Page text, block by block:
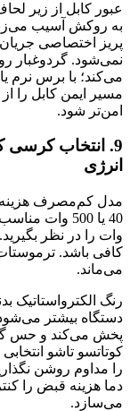
عبور کابل از زیر
به روکش آسیب
پریز اختصاصی
نمی‌شود. گردوغبار
می‌کند؛ با برس نرم
مسیر ایمن کابل را
امن‌تر شود.
9. انتخاب
انرژی
مدل کم‌مصرف هزینه
وات را در نظر
کافی باشد.
می‌ماند.
رنگ الکترواستاتیک
دستگاه بیشتر
پخش می‌کند و حس
کوتاتسو تاشو
را مداوم روشن
دما هزینه قبض را
می‌سازد.